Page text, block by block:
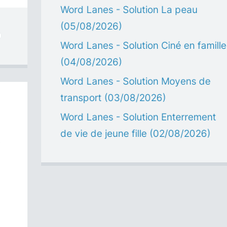
Word Lanes - Solution La peau
(05/08/2026)
Word Lanes - Solution Ciné en famille
(04/08/2026)
Word Lanes - Solution Moyens de
transport (03/08/2026)
Word Lanes - Solution Enterrement
de vie de jeune fille (02/08/2026)